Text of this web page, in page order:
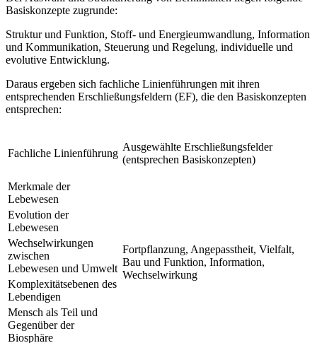
Basiskonzepte zugrunde:
Struktur und Funktion, Stoff- und Energieumwandlung, Information
und Kommunikation, Steuerung und Regelung, individuelle und
evolutive Entwicklung.
Daraus ergeben sich fachliche Linienführungen mit ihren
entsprechenden Erschließungsfeldern (EF), die den Basiskonzepten
entsprechen:
Fachliche Linienführung
Ausgewählte Erschließungsfelder
(entsprechen Basiskonzepten)
Merkmale der
Lebewesen
Fortpflanzung, Angepasstheit, Vielfalt,
Bau und Funktion, Information,
Wechselwirkung
Evolution der
Lebewesen
Wechselwirkungen
zwischen
Lebewesen und Umwelt
Komplexitätsebenen des
Lebendigen
Mensch als Teil und
Gegenüber der
Biosphäre